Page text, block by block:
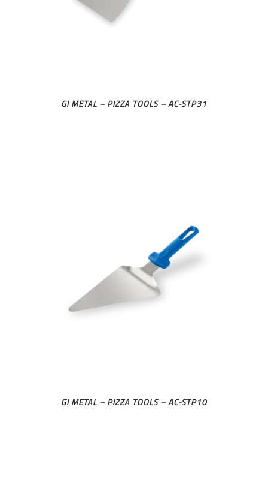
GI METAL – PIZZA TOOLS – AC-STP31
GI METAL – PIZZA TOOLS – AC-STP10